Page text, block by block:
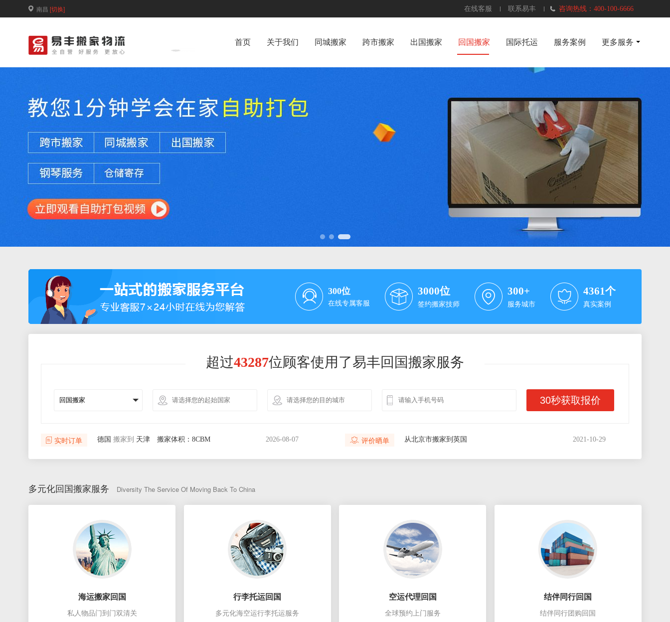
南昌 [切换] 在线客服 联系易丰 咨询热线：400-100-6666
首页 关于我们 同城搬家 跨市搬家 出国搬家 回国搬家 国际托运 服务案例 更多服务
300位
在线专属客服
3000位
签约搬家技师
300+
服务城市
4361个
真实案例
超过43287位顾客使用了易丰回国搬家服务
30秒获取报价
实时订单
搬家到 北京 搬家体积：19CBM
2026-08-07
德国 搬家到 天津 搬家体积：8CBM
2026-08-07
墨西哥搬家到北京 搬家体积：23CBM
评价晒单
从苏州市搬家到悉尼
2021-07-01
从北京市搬家到英国
2021-10-29
多元化回国搬家服务 Diversity The Service Of Moving Back To China
海运搬家回国
私人物品门到门双清关
行李托运回国
多元化海空运行李托运服务
空运代理回国
全球预约上门服务
结伴同行回国
结伴同行团购回国